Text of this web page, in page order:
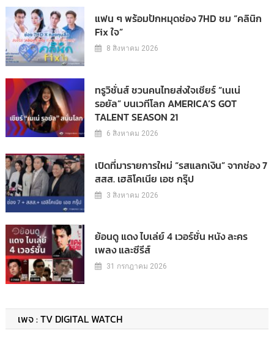
แฟน ๆ พร้อมปักหมุดช่อง 7HD ชม “คลินิก
Fix ใจ”
8 สิงหาคม 2026
ทรูวิชั่นส์ ชวนคนไทยส่งใจเชียร์ “เนเน่
รอยัล” บนเวทีโลก AMERICA’S GOT
TALENT SEASON 21
6 สิงหาคม 2026
เปิดที่มารายการใหม่ “รสแลกเงิน” จากช่อง 7
สสส. เฮลิโคเนีย เอช กรุ๊ป
3 สิงหาคม 2026
ย้อนดู แดง ไบเล่ย์ 4 เวอร์ชั่น หนัง ละคร
เพลง และซีรีส์
31 กรกฎาคม 2026
เพจ : TV DIGITAL WATCH